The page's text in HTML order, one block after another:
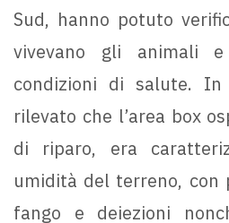
Sud, hanno potuto
vivevano gli animali
condizioni di salute. In
rilevato che l’area box
di riparo, era
umidità del terreno, con
fango e deiezioni